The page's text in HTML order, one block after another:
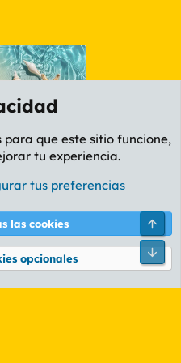
Política de privacidad Ayuda
2026 XenForo Ltd.
para que este sitio funcione,
tu experiencia.
tus preferencias
las cookies
opcionales
Pie